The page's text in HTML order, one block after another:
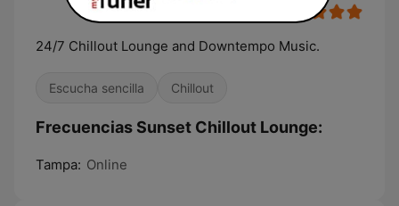
24/7 Chillout Lounge and Downtempo Music.
Escucha sencilla Chillout
Frecuencias Sunset Chillout Lounge:
Tampa: Online